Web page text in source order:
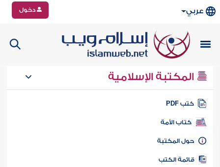
عربي دخول
المكتبة الإسلامية
كتب PDF
كتاب الأمة
المكتبة